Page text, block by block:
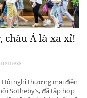
châu Á là xa xỉ!
Hội nghị thương mại điện
Sotheby’s, đã tập hợp